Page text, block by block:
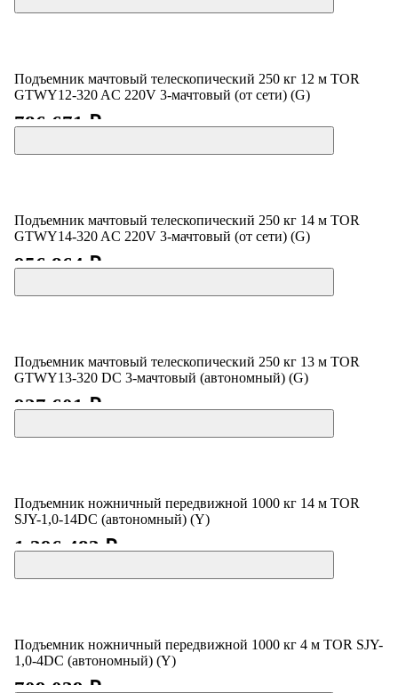
Подъемник мачтовый телескопический 250 кг 12 м TOR
GTWY12-320 AC 220V 3-мачтовый (от сети) (G)
786 671 ₽
Подъемник мачтовый телескопический 250 кг 14 м TOR
GTWY14-320 AC 220V 3-мачтовый (от сети) (G)
956 864 ₽
Подъемник мачтовый телескопический 250 кг 13 м TOR
GTWY13-320 DC 3-мачтовый (автономный) (G)
927 601 ₽
Подъемник ножничный передвижной 1000 кг 14 м TOR
SJY-1,0-14DC (автономный) (Y)
1 396 483 ₽
Подъемник ножничный передвижной 1000 кг 4 м TOR SJY-
1,0-4DC (автономный) (Y)